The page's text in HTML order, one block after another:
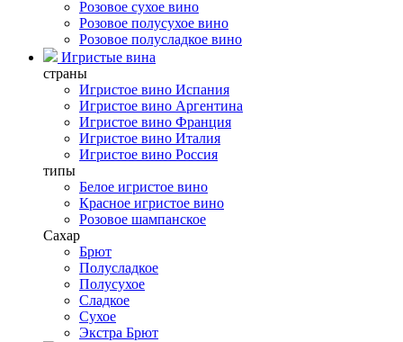
Розовое сухое вино
Розовое полусухое вино
Розовое полусладкое вино
Игристые вина
страны
Игристое вино Испания
Игристое вино Аргентина
Игристое вино Франция
Игристое вино Италия
Игристое вино Россия
типы
Белое игристое вино
Красное игристое вино
Розовое шампанское
Сахар
Брют
Полусладкое
Полусухое
Сладкое
Сухое
Экстра Брют